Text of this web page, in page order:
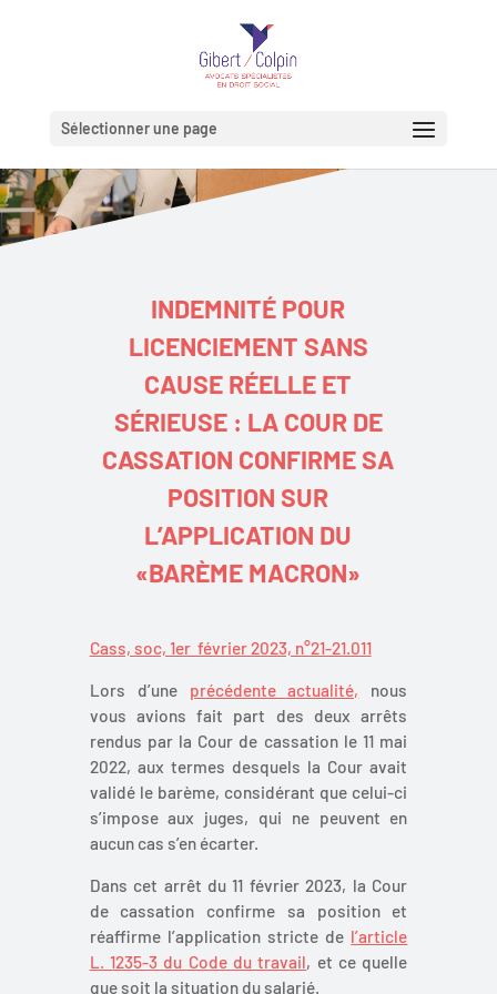
Sélectionner une page
INDEMNITÉ POUR
LICENCIEMENT SANS
CAUSE RÉELLE ET
SÉRIEUSE : LA COUR DE
CASSATION CONFIRME SA
POSITION SUR
L’APPLICATION DU
«BARÈME MACRON»
Cass, soc, 1er février 2023, n°21-21.011
Lors d’une précédente actualité, nous
vous avions fait part des deux arrêts
rendus par la Cour de cassation le 11 mai
2022, aux termes desquels la Cour avait
validé le barème, considérant que celui-ci
s’impose aux juges, qui ne peuvent en
aucun cas s’en écarter.
Dans cet arrêt du 11 février 2023, la Cour
de cassation confirme sa position et
réaffirme l’application stricte de l’article
L. 1235-3 du Code du travail, et ce quelle
que soit la situation du salarié.